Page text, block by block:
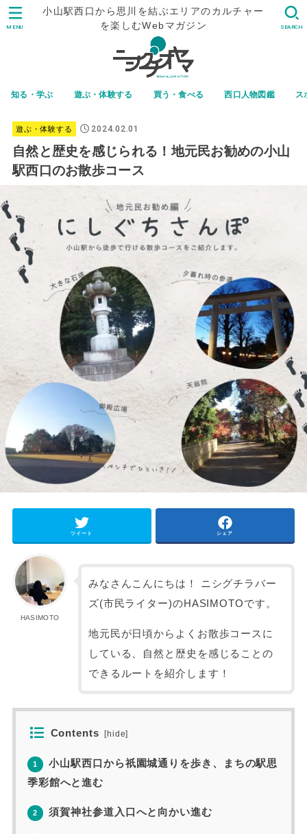
小山駅西口から思川を結ぶエリアのカルチャー
を楽しむWebマガジン
知る・学ぶ 遊ぶ・体験する 買う・食べる 西口人物図鑑 ス
SEARCH
MENU
遊ぶ・体験する 2024.02.01
自然と歴史を感じられる！地元民お勧めの小山
駅西口のお散歩コース
ツイート シェア
HASIMOTO
みなさんこんにちは！ ニシグチラバー
ズ(市民ライター)のHASIMOTOです。
地元民が日頃からよくお散歩コースに
している、自然と歴史を感じることの
できるルートを紹介します！
Contents [hide]
1
小山駅西口から祇園城通りを歩き、まちの駅思
季彩館へと進む
2 須賀神社参道入口へと向かい進む